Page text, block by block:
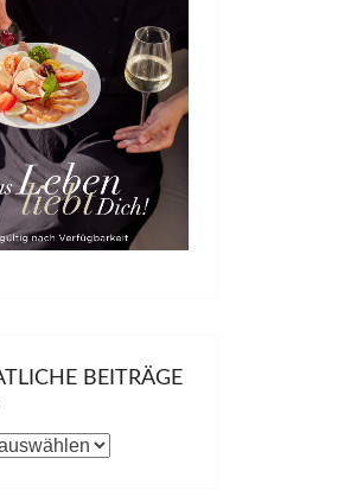
BEITRÄGE